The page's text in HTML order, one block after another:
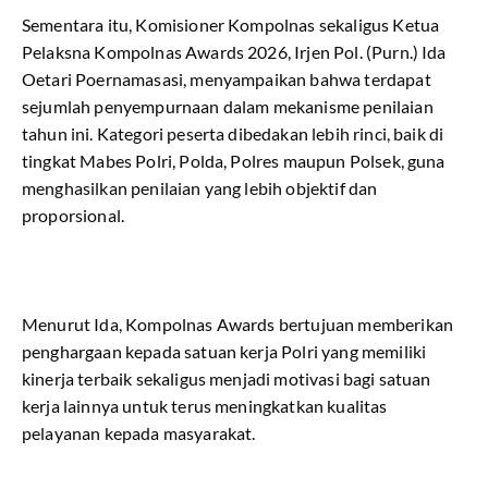
Sementara itu, Komisioner Kompolnas sekaligus Ketua
Pelaksna Kompolnas Awards 2026, Irjen Pol. (Purn.) Ida
Oetari Poernamasasi, menyampaikan bahwa terdapat
sejumlah penyempurnaan dalam mekanisme penilaian
tahun ini. Kategori peserta dibedakan lebih rinci, baik di
tingkat Mabes Polri, Polda, Polres maupun Polsek, guna
menghasilkan penilaian yang lebih objektif dan
proporsional.
Menurut Ida, Kompolnas Awards bertujuan memberikan
penghargaan kepada satuan kerja Polri yang memiliki
kinerja terbaik sekaligus menjadi motivasi bagi satuan
kerja lainnya untuk terus meningkatkan kualitas
pelayanan kepada masyarakat.